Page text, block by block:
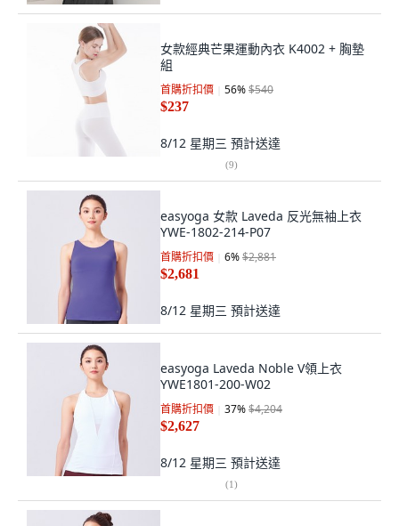
女款經典芒果運動內衣 K4002 + 胸墊
組
首購折扣價 56%$540
$237
8/12 星期三 預計送達
(9)
easyoga 女款 Laveda 反光無袖上衣
YWE-1802-214-P07
首購折扣價 6%$2,881
$2,681
8/12 星期三 預計送達
easyoga Laveda Noble V領上衣
YWE1801-200-W02
首購折扣價 37%$4,204
$2,627
8/12 星期三 預計送達
(1)